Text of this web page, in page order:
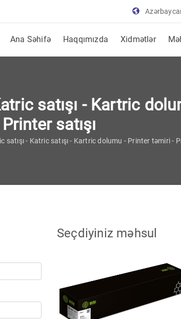
Ana Səhifə Haqqımızda Xidmətlər
satışı - Kartric
Printer satışı
satışı - Katric satışı - Kartric dolumu - Printer təmiri -
Seçdiyiniz məhsul